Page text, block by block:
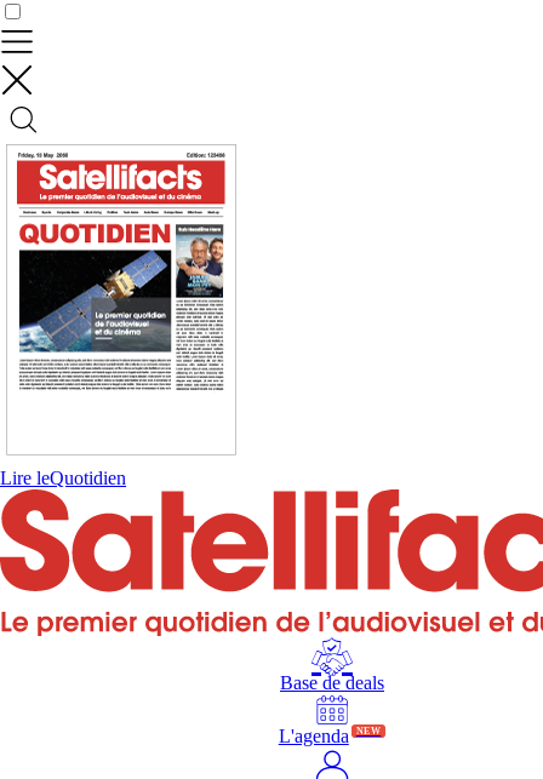
Lire leQuotidien
Base de deals
L'agenda NEW
Contrôler vos données